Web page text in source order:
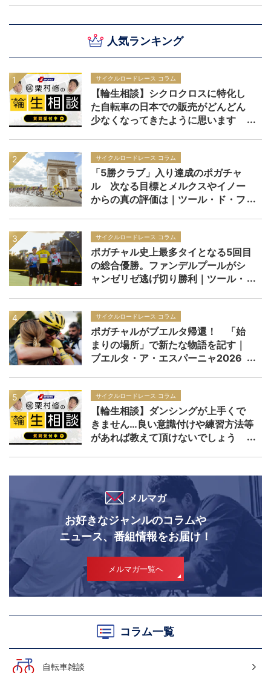
人気ランキング
サイクルロードレース コラム
【輪生相談】シクロクロスに特化し
た自転車の日本での販売がどんどん
少なくなってきたように思います
サイクルロードレース コラム
「5勝クラブ」入り達成のポガチャ
ル 次なる目標とメルクスやイノー
からの真の評価は｜ツール・ド・フ
サイクルロードレース コラム
ポガチャル史上最多タイとなる5回目
の総合優勝。ファンデルプールがシ
ャンゼリゼ逃げ切り勝利｜ツール・
サイクルロードレース コラム
ポガチャルがブエルタ帰還！ 「始
まりの場所」で新たな物語を記す｜
ブエルタ・ア・エスパーニャ2026
サイクルロードレース コラム
【輪生相談】ダンシングが上手くで
きません…良い意識付けや練習方法等
があれば教えて頂けないでしょう
メルマガ
お好きなジャンルのコラムや
ニュース、番組情報をお届け！
メルマガ一覧へ
コラム一覧
自転車雑談